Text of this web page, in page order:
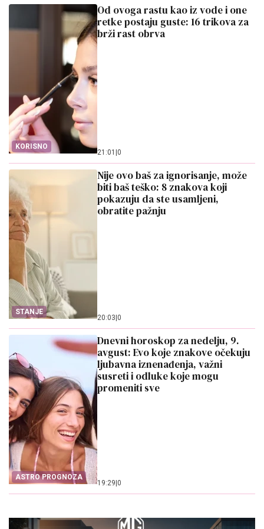
KORISNO
Od ovoga rastu kao iz vode i one
retke postaju guste: 16 trikova za
brži rast obrva
21:01 0
STANJE
Nije ovo baš za ignorisanje, može
biti baš teško: 8 znakova koji
pokazuju da ste usamljeni,
obratite pažnju
20:03 0
ASTRO PROGNOZA
Dnevni horoskop za nedelju, 9.
avgust: Evo koje znakove očekuju
ljubavna iznenađenja, važni
susreti i odluke koje mogu
promeniti sve
19:29 0